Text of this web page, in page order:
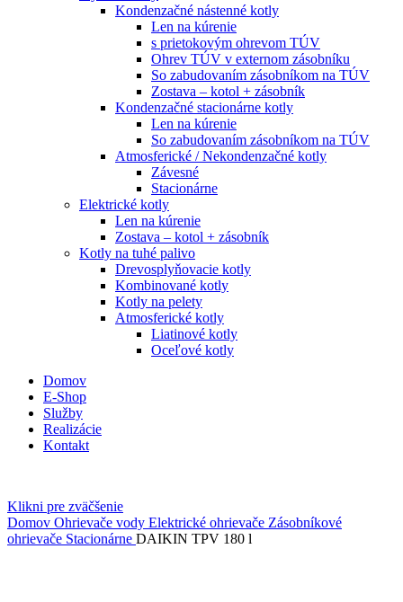
Kondenzačné nástenné kotly
Len na kúrenie
s prietokovým ohrevom TÚV
Ohrev TÚV v externom zásobníku
So zabudovaním zásobníkom na TÚV
Zostava – kotol + zásobník
Kondenzačné stacionárne kotly
Len na kúrenie
So zabudovaním zásobníkom na TÚV
Atmosferické / Nekondenzačné kotly
Závesné
Stacionárne
Elektrické kotly
Len na kúrenie
Zostava – kotol + zásobník
Kotly na tuhé palivo
Drevosplyňovacie kotly
Kombinované kotly
Kotly na pelety
Atmosferické kotly
Liatinové kotly
Oceľové kotly
Domov
E-Shop
Služby
Realizácie
Kontakt
Klikni pre zväčšenie
Domov Ohrievače vody Elektrické ohrievače Zásobníkové
ohrievače Stacionárne DAIKIN TPV 180 l